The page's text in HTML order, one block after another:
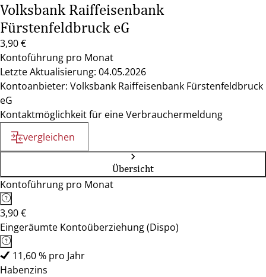
Volksbank Raiffeisenbank
Fürstenfeldbruck eG
3,90 €
Kontoführung pro Monat
Letzte Aktualisierung: 04.05.2026
Kontoanbieter: Volksbank Raiffeisenbank Fürstenfeldbruck
eG
Kontaktmöglichkeit für eine Verbrauchermeldung
vergleichen
Übersicht
Kontoführung pro Monat
3,90 €
Eingeräumte Kontoüberziehung (Dispo)
11,60 % pro Jahr
Habenzins